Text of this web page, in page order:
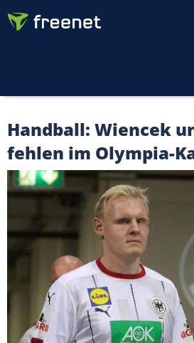
Handball: Wiencek
fehlen im Olympia-